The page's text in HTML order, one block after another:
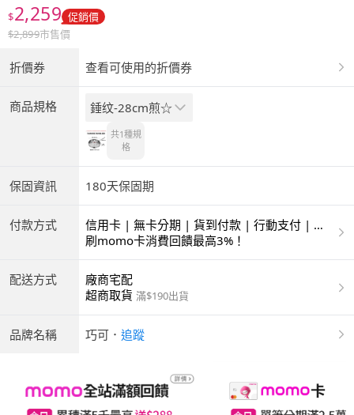
$2,259 促銷價
$2,899市售價
折價券 查看可使用的折價券
商品規格 錘纹-28cm煎☆
共1種規
格
保固資訊 180天保固期
付款方式
信用卡 | 無卡分期 | 貨到付款 | 行動支付 | 超
商付款 | ATM | 銀聯卡
刷momo卡消費回饋最高3%！
配送方式
廠商宅配
超商取貨 滿$190出貨
品牌名稱 巧可 ． 追蹤